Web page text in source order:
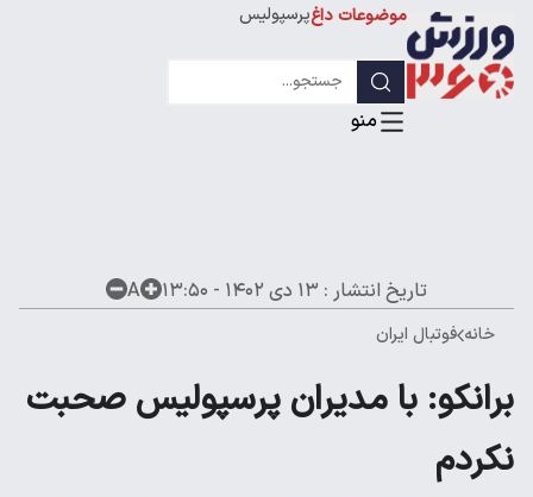
موضوعات داغپرسپولیس
لیگ قهرمانان
تاریخ انتشار : ۱۳ دی ۱۴۰۲ - ۱۳:۵۰ A
خانه فوتبال ایران
برانکو: با مدیران پرسپولیس صحبت
نکردم